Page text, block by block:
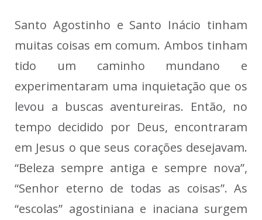
Santo Agostinho e Santo Inácio tinham
muitas coisas em comum. Ambos tinham
tido um caminho mundano e
experimentaram uma inquietação que os
levou a buscas aventureiras. Então, no
tempo decidido por Deus, encontraram
em Jesus o que seus corações desejavam.
“Beleza sempre antiga e sempre nova”,
“Senhor eterno de todas as coisas”. As
“escolas” agostiniana e inaciana surgem